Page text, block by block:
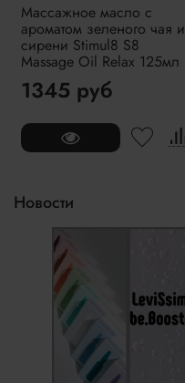
Массажное масло с
ароматом зеленого чая и
сирени Stimul8 S8
Massage Oil Relax 125мл
1345 руб
Новости